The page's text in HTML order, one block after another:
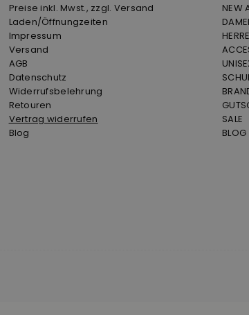
Preise inkl. Mwst., zzgl. Versand
Laden/Öffnungzeiten
Impressum
Versand
AGB
Datenschutz
Widerrufsbelehrung
Retouren
Vertrag widerrufen
Blog
NEW
SALE
BLOG